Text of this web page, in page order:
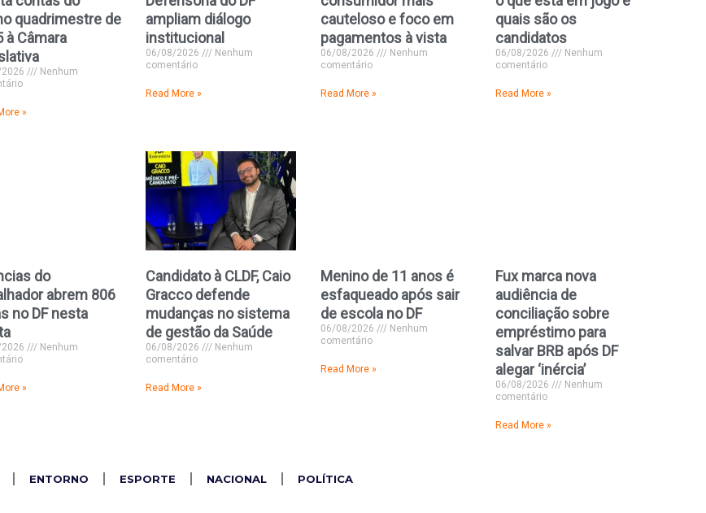
quadrimestre de
à Câmara
Nenhum
»
ampliam diálogo
institucional
06/08/2026
Nenhum
comentário
Read More »
cauteloso e foco em
pagamentos à vista
06/08/2026
Nenhum
comentário
Read More »
quais são os
candidatos
06/08/2026
Nenhum
comentário
Read More »
do
abrem 806
no DF nesta
Nenhum
»
Candidato à CLDF, Caio
Gracco defende
mudanças no sistema
de gestão da Saúde
06/08/2026
Nenhum
comentário
Read More »
Menino de 11 anos é
esfaqueado após sair
de escola no DF
06/08/2026
Nenhum
comentário
Read More »
Fux marca nova
audiência de
conciliação sobre
empréstimo para
salvar BRB após DF
alegar ‘inércia’
06/08/2026
Nenhum
comentário
Read More »
ENTORNO ESPORTE NACIONAL POLÍTICA